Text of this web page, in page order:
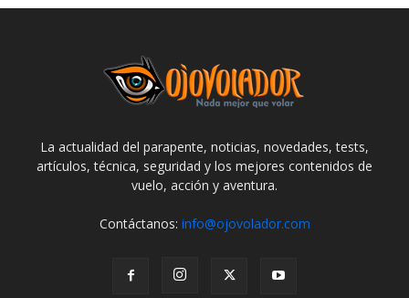
La actualidad del parapente, noticias, novedades, tests,
artículos, técnica, seguridad y los mejores contenidos de
vuelo, acción y aventura.
Contáctanos: info@ojovolador.com